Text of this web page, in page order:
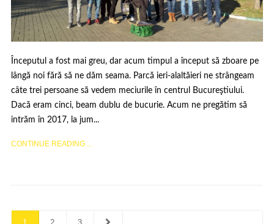
Începutul a fost mai greu, dar acum timpul a început să zboare pe
lângă noi fără să ne dăm seama. Parcă ieri-alaltăieri ne strângeam
câte trei persoane să vedem meciurile în centrul Bucureştiului.
Dacă eram cinci, beam dublu de bucurie. Acum ne pregătim să
intrăm în 2017, la jum...
CONTINUE READING ...